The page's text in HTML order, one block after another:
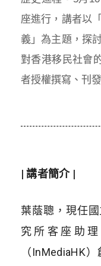
座進行，講者以
義」為主題，探
對香港移民社會
者授權撰寫、刊發
| 講者簡介 |
葉蔭聰，現任
究所客座助
（InMediaHK